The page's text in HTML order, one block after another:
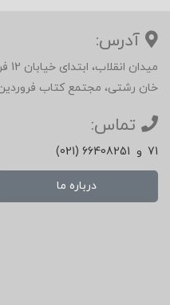
آدرس:
خان رشتی، مجتمع کتاب
تماس:
(021) 66408251 و 71
درباره ما